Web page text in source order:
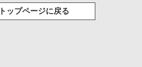
トップページに戻る